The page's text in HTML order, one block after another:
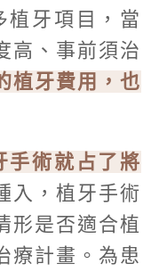
植牙項目，當
高、事前須治
植牙費用，也
手術就占了將
入，植牙手術
形是否適合植
療計畫。為患